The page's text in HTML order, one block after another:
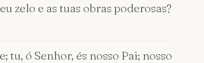
zelo e as tuas obras poderosas?
tu, ó Senhor, és nosso Pai; nosso